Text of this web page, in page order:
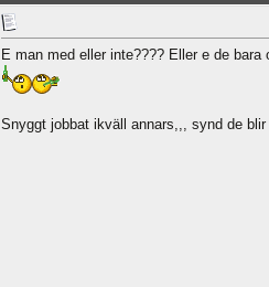
E man med eller inte???? Eller e de
Snyggt jobbat ikväll annars,,, synd de